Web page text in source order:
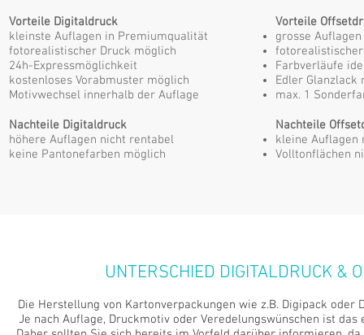
​Vorteile Digitaldruck
kleinste Auflagen in Premiumqualität
fotorealistischer Druck möglich
24h-Expressmöglichkeit
kostenloses Vorabmuster möglich
Motivwechsel innerhalb der Auflage
Nachteile Digitaldruck
höhere Auflagen nicht rentabel
keine Pantonefarben möglich
Vorteile
grosse
Farbverläufe
Edler Glanzlack
max. 1
Nachteile
kleine Auflagen
Volltonflächen
UNTERSCHIED DIGITALDRUCK &
Die Herstellung von Kartonverpackungen wie z.B. Digipack
Je nach Auflage, Druckmotiv oder Veredelungswünschen ist